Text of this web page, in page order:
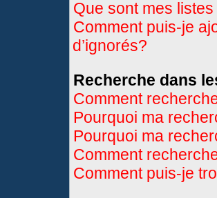
Que sont mes listes
Comment puis-je
d’ignorés?
Recherche dans
Comment
Pourquoi ma
Pourquoi ma
Comment
Comment puis-je